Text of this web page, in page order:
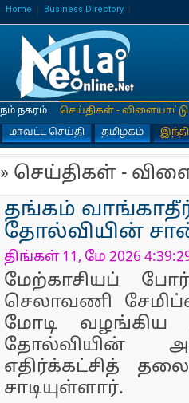
Home Business Directory
நம் நகரம்
செய்திகள் - விளையாட்டு
மாவட்ட செய்தி
தமிழகம்
» செய்திகள் -
தங்கம்
தோல்வியின்
திங்கள் 11, மே 2026 4:39:29
மேற்காசியப்
செலாவணி
மோடி வழங்கிய
தோல்வியின்
எதிர்க்கட்சித்
சாடியுள்ளார்.